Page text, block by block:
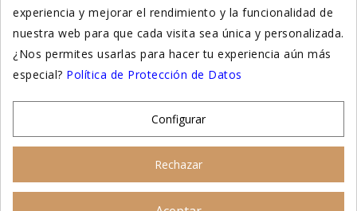
Suplementación natural
Otros
experiencia y mejorar el rendimiento y la funcionalidad de
nuestra web para que cada visita sea única y personalizada.
¿Nos permites usarlas para hacer tu experiencia aún más
especial? Política de Protección de Datos
Configurar
Rechazar